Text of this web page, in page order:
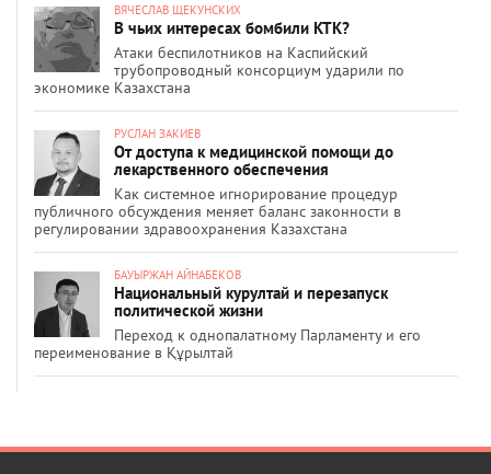
ВЯЧЕСЛАВ ЩЕКУНСКИХ
В чьих интересах бомбили КТК?
Атаки беспилотников на Каспийский
трубопроводный консорциум ударили по
экономике Казахстана
РУСЛАН ЗАКИЕВ
От доступа к медицинской помощи до
лекарственного обеспечения
Как системное игнорирование процедур
публичного обсуждения меняет баланс законности в
регулировании здравоохранения Казахстана
БАУЫРЖАН АЙНАБЕКОВ
Национальный курултай и перезапуск
политической жизни
Переход к однопалатному Парламенту и его
переименование в Құрылтай